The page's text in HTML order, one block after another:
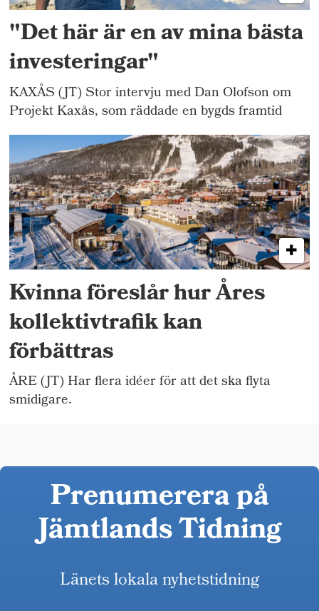
"Det här är en av mina bästa
investeringar"
KAXÅS (JT) Stor intervju med Dan Olofson om
Projekt Kaxås, som räddade en bygds framtid
Kvinna föreslår hur Åres
kollektivtrafik kan
förbättras
ÅRE (JT) Har flera idéer för att det ska flyta
smidigare.
Prenumerera på
Jämtlands Tidning
Länets lokala nyhetstidning